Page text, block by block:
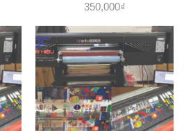
350,000₫